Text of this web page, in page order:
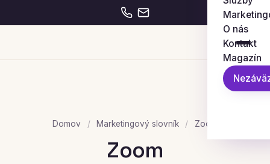
O nás
Kontakt
Magazín
Domov / Marketingový slovník / Zoom
Zoom